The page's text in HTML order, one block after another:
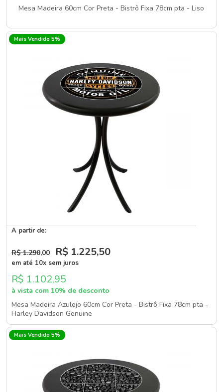
Mesa Madeira 60cm Cor Preta - Bistrô Fixa 78cm pta - Liso
Mais Vendido 5%
A partir de:
R$ 1.290,00 R$ 1.225,50
em até 10x sem juros
R$ 1.102,95
à vista com 10% de desconto
Mesa Madeira Azulejo 60cm Cor Preta - Bistrô Fixa 78cm pta -
Harley Davidson Genuine
Mais Vendido 5%